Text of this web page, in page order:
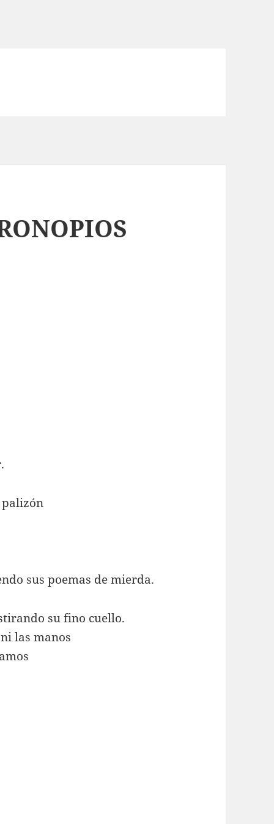
palizón
sus poemas de mierda.
su fino cuello.
las manos